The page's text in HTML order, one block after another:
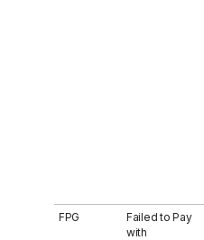
FPG
Failed to Pay
with